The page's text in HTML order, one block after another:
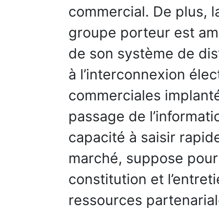
commercial. De plus,
groupe porteur est
de son système de
à l’interconnexion
commerciales
passage de
capacité à saisir
marché, suppose
constitution et
ressources